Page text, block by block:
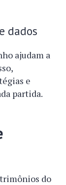
dados
ajudam a
e
partida.
do